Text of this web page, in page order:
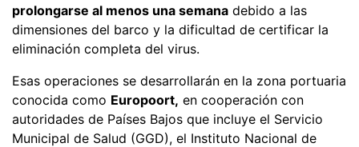
prolongarse al menos una semana debido a las
dimensiones del barco y la dificultad de certificar la
eliminación completa del virus.
Esas operaciones se desarrollarán en la zona portuaria
conocida como Europoort, en cooperación con
autoridades de Países Bajos que incluye el Servicio
Municipal de Salud (GGD), el Instituto Nacional de